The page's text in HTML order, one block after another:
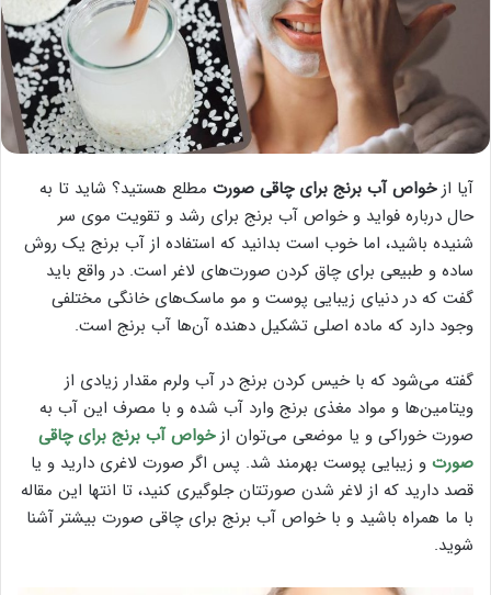
آیا ازخواص آب برنج برای چاقی صورت مطلع هستید؟ شاید تا به
حال درباره فواید و خواص آب برنج برای رشد و تقویت موی سر
شنیده باشید، اما خوب است بدانید که استفاده از آب برنج یک روش
ساده و طبیعی برای چاق کردن صورت‌های لاغر است. در واقع باید
گفت که در دنیای زیبایی پوست و مو ماسک‌های خانگی مختلفی
وجود دارد که ماده اصلی تشکیل دهنده آن‌ها آب برنج است.
گفته می‌شود که با خیس کردن برنج در آب ولرم مقدار زیادی از
ویتامین‌ها و مواد مغذی برنج وارد آب شده و با مصرف این آب به
صورت خوراکی و یا موضعی می‌توان ازخواص آب برنج برای چاقی
صورت و زیبایی پوست بهرمند شد. پس اگر صورت لاغری دارید و یا
قصد دارید که از لاغر شدن صورتتان جلوگیری کنید، تا انتها این مقاله
با ما همراه باشید و با خواص آب برنج برای چاقی صورت بیشتر آشنا
شوید.